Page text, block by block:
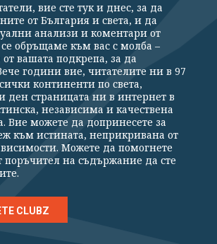
нагоре след ирански проект
Ормузкия проток
вие сте тук и днес, за да
от България и света, и да
анализи и коментари от
обръщаме към вас с молба –
вашата подкрепа, за да
години вие, читателите ни в 97
континенти по света,
ден страницата ни в интернет в
независима и качествена
Вие можете да допринесете за
към истината, неприкривана от
Можете да помогнете
поръчител на съдържание да сте
CLUBZ